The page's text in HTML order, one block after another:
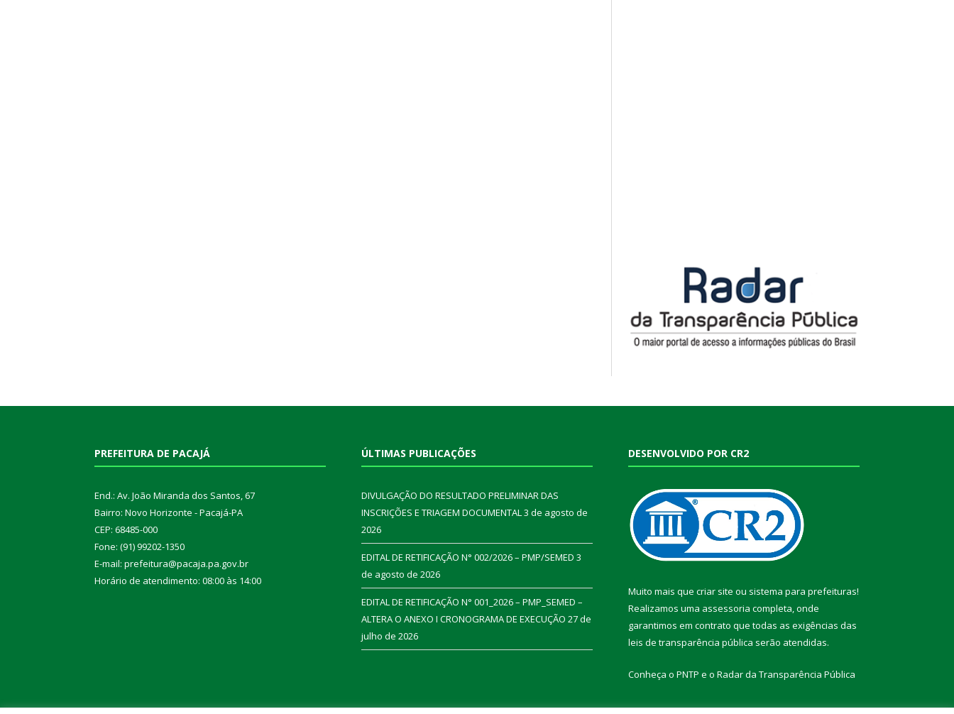
PREFEITURA DE PACAJÁ
End.: Av. João Miranda dos Santos, 67
Bairro: Novo Horizonte - Pacajá-PA
CEP: 68485-000
Fone: (91) 99202-1350
E-mail: prefeitura@pacaja.pa.gov.br
Horário de atendimento: 08:00 às 14:00
ÚLTIMAS PUBLICAÇÕES
DIVULGAÇÃO DO RESULTADO PRELIMINAR DAS
INSCRIÇÕES E TRIAGEM DOCUMENTAL3 de agosto de
2026
EDITAL DE RETIFICAÇÃO N° 002/2026 – PMP/SEMED 3
de agosto de 2026
EDITAL DE RETIFICAÇÃO N° 001_2026 – PMP_SEMED –
ALTERA O ANEXO I CRONOGRAMA DE EXECUÇÃO 27 de
julho de 2026
DESENVOLVIDO POR CR2
Muito mais que criar site ou sistema para prefeituras!
Realizamos uma assessoria completa, onde
garantimos em contrato que todas as exigências das
leis de transparência pública serão atendidas.
Conheça o PNTP e o Radar da Transparência Pública